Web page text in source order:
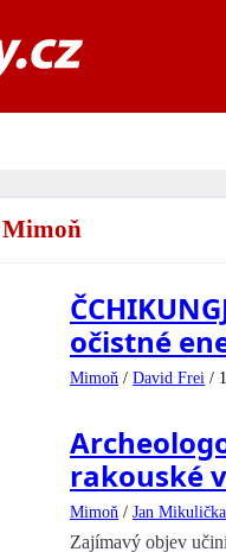
Mimoň
očistné
Mimoň / David Frei /
rakouské
Mimoň / Jan
Zajímavý objev